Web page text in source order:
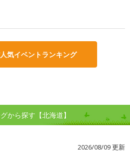
気イベントランキング
から探す【北海道】
2026/08/09 更新